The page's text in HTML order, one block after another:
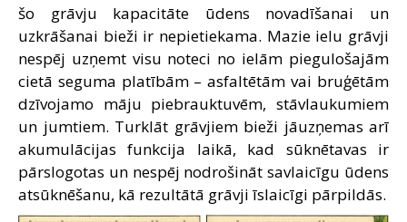
šo grāvju kapacitāte ūdens novadīšanai un
uzkrāšanai bieži ir nepietiekama. Mazie ielu grāvji
nespēj uzņemt visu noteci no ielām piegulošajām
cietā seguma platībām – asfaltētām vai bruģētām
dzīvojamo māju piebrauktuvēm, stāvlaukumiem
un jumtiem. Turklāt grāvjiem bieži jāuzņemas arī
akumulācijas funkcija laikā, kad sūknētavas ir
pārslogotas un nespēj nodrošināt savlaicīgu ūdens
atsūknēšanu, kā rezultātā grāvji īslaicīgi pārpildās.